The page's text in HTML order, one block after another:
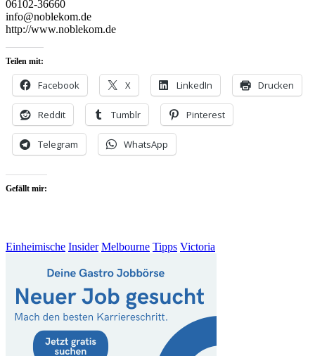
06102-36660
info@noblekom.de
http://www.noblekom.de
Teilen mit:
Facebook X LinkedIn Drucken
Reddit Tumblr Pinterest
Telegram WhatsApp
Gefällt mir:
Einheimische Insider Melbourne Tipps Victoria